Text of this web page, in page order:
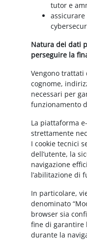
tutor e
Natura dei dati
perseguire la
Vengono trattati
cognome,
necessari per
funzionamento
La piattaforma
strettamente
I cookie tecnici
dell’utente, la
navigazione
l’abilitazione di
In particolare,
denominato
browser sia
fine di garantire
durante la